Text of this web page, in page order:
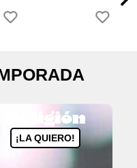
Religión
¡LA QUIERO!